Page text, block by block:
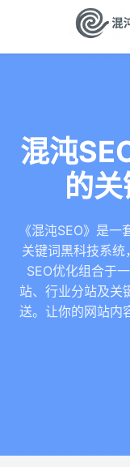
混沌
的
《混沌SEO》是
关键词黑科技系统
SEO优化组合于
站、行业分站及关
送。让你的网站内